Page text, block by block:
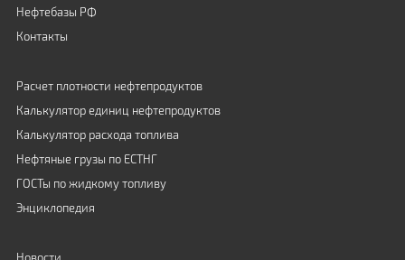
Нефтебазы РФ
Контакты
Расчет плотности нефтепродуктов
Калькулятор единиц нефтепродуктов
Калькулятор расхода топлива
Нефтяные грузы по ЕСТНГ
ГОСТы по жидкому топливу
Энциклопедия